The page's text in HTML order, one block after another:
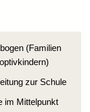
(Familien
zur Schule
im Mittelpunkt